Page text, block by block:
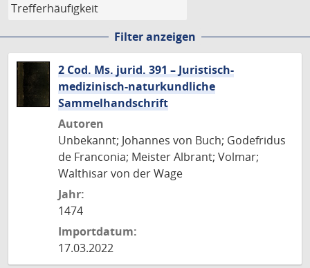
Filter anzeigen
2 Cod. Ms. jurid. 391 – Juristisch-
medizinisch-naturkundliche
Sammelhandschrift
Autoren
Unbekannt; Johannes von Buch; Godefridus
de Franconia; Meister Albrant; Volmar;
Walthisar von der Wage
Jahr:
1474
Importdatum:
17.03.2022